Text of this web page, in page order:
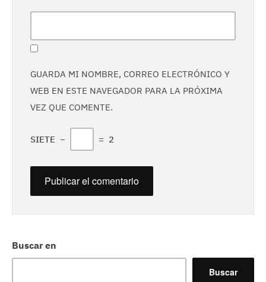
Buscar en
Buscar
GUARDA MI NOMBRE, CORREO ELECTRÓNICO Y
WEB EN ESTE NAVEGADOR PARA LA PRÓXIMA
VEZ QUE COMENTE.
SIETE − = 2